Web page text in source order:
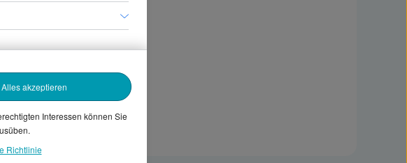
Alles akzeptieren
Interessen können Sie
Richtlinie